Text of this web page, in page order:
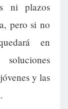
ni plazos
pero si no
en
y las